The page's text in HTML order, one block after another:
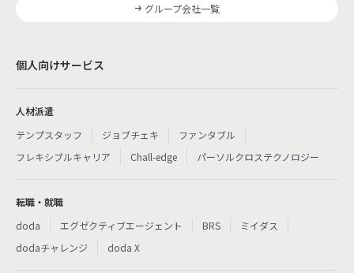
グループ会社一覧
個人向けサービス
人材派遣
テンプスタッフ
ジョブチェキ
ファンタブル
フレキシブルキャリア
Chall-edge パーソルクロステクノロジー
転職・就職
doda
エグゼクティブエージェント BRS
ミイダス
dodaチャレンジ
doda X